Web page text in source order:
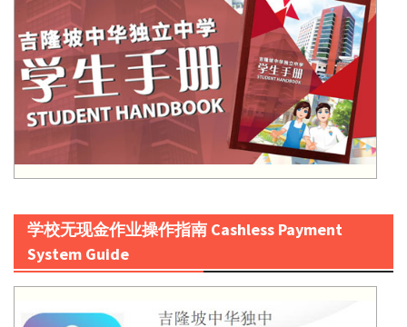
学校无现金作业操作指南 Cashless Payment
System Guide